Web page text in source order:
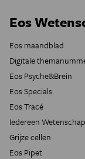
Eos
Eos maandblad
Digitale
Eos Psyche&Brein
Eos Specials
Eos Tracé
Iedereen
Grijze cellen
Eos Pipet